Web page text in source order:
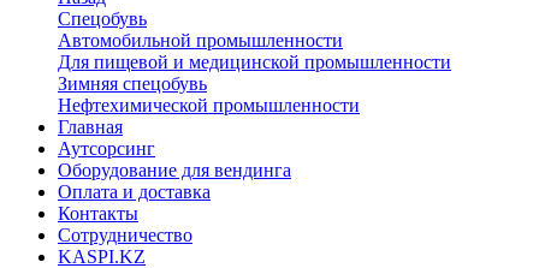
Спецобувь
Автомобильной промышленности
Для пищевой и медицинской промышленности
Зимняя спецобувь
Нефтехимической промышленности
Главная
Аутсорсинг
Оборудование для вендинга
Оплата и доставка
Контакты
Сотрудничество
KASPI.KZ